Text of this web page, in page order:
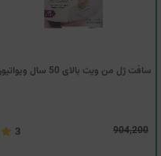
سافت ژل من ویت بالای 50 سال ویواتیون
904,200
3